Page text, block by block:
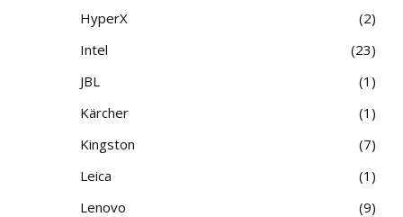
HyperX
2
Intel
23
JBL
1
Kärcher
1
Kingston
7
Leica
1
Lenovo
9